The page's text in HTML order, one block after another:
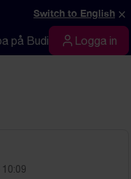
Switch to English ×
på Budi Logga in
Logga in